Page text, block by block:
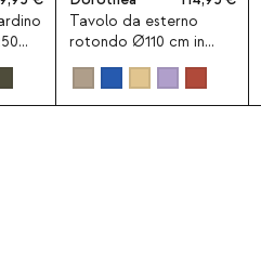
Tavolo da esterno
rotondo Ø110 cm in
metallo Dorothea